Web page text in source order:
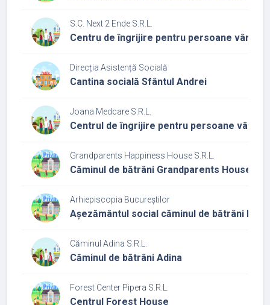
S.C. Next 2 Ende S.R.L.
Centru de îngrijire pentru persoane
Direcția Asistență Socială
Cantina socială Sfântul Andrei
Joana Medcare S.R.L.
Centrul de îngrijire pentru persoane
Grandparents Happiness House S.R.L.
Căminul de bătrâni Grandparents House
Arhiepiscopia Bucureștilor
Așezământul social căminul de bătrâni
Căminul Adina S.R.L.
Căminul de bătrâni Adina
Forest Center Pipera S.R.L.
Centrul Forest House